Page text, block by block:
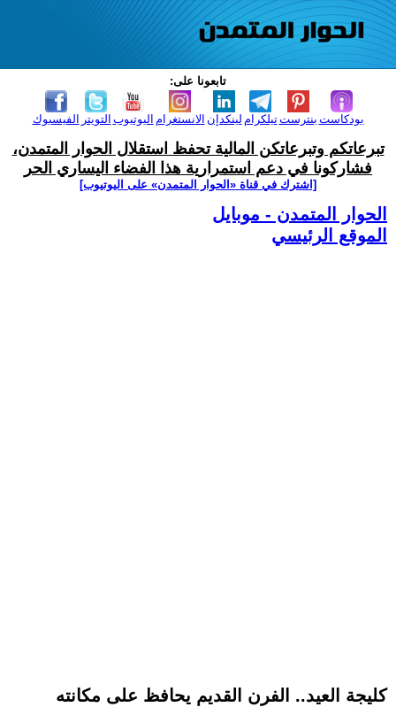
تابعونا على:
الفيسبوك التويتر اليوتيوب الانستغرام لينكدإن تيلكرامبنترست بودكاست
تبرعاتكم وتبرعاتكن المالية تحفظ استقلال الحوار المتمدن،
فشاركونا في دعم استمرارية هذا الفضاء اليساري الحر
[اشترك في قناة ‫«الحوار المتمدن» على اليوتيوب]
الحوار المتمدن - موبايل
الموقع الرئيسي
كليجة العيد.. الفرن القديم يحافظ على مكانته